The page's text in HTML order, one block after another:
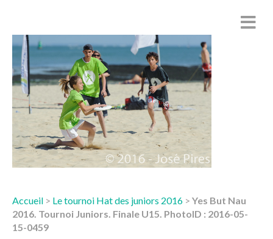
Accueil > Le tournoi Hat des juniors 2016 > Yes But Nau
2016. Tournoi Juniors. Finale U15. PhotoID : 2016-05-
15-0459